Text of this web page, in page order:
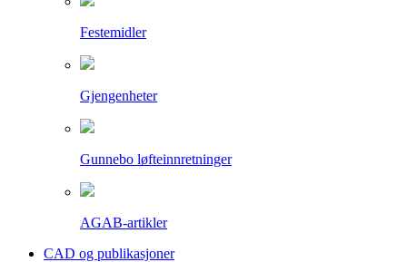
Festemidler
Gjengenheter
Gunnebo løfteinnretninger
AGAB-artikler
CAD og publikasjoner